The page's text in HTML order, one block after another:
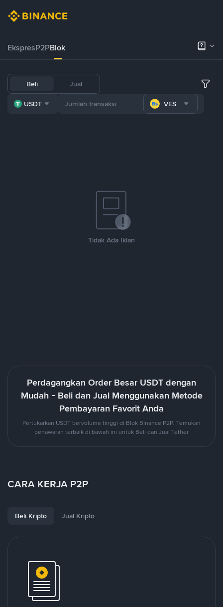
EkspresP2PBlok
Beli Jual
USDT VES
Tidak Ada Iklan
Perdagangkan Order Besar USDT dengan
Mudah - Beli dan Jual Menggunakan Metode
Pembayaran Favorit Anda
Pertukarkan USDT bervolume tinggi di Blok Binance P2P. Temukan
penawaran terbaik di bawah ini untuk Beli dan Jual Tether
CARA KERJA P2P
Beli Kripto Jual Kripto